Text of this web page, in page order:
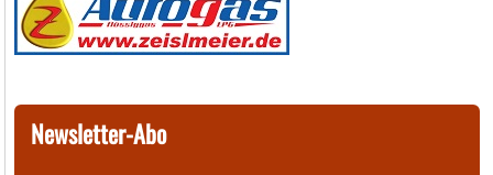
Newsletter-Abo